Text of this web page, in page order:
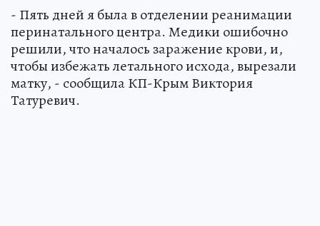
- Пять дней я была в отделении реанимации
перинатального центра. Медики ошибочно
решили, что началось заражение крови, и,
чтобы избежать летального исхода, вырезали
матку, - сообщила КП-Крым Виктория
Татуревич.